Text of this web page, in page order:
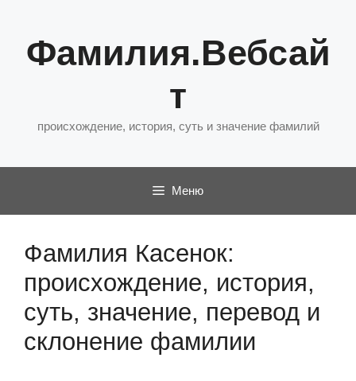
содержимому
Фамилия.Вебсай
т
происхождение, история, суть и значение фамилий
Меню
Фамилия Касенок:
происхождение, история,
суть, значение, перевод и
склонение фамилии